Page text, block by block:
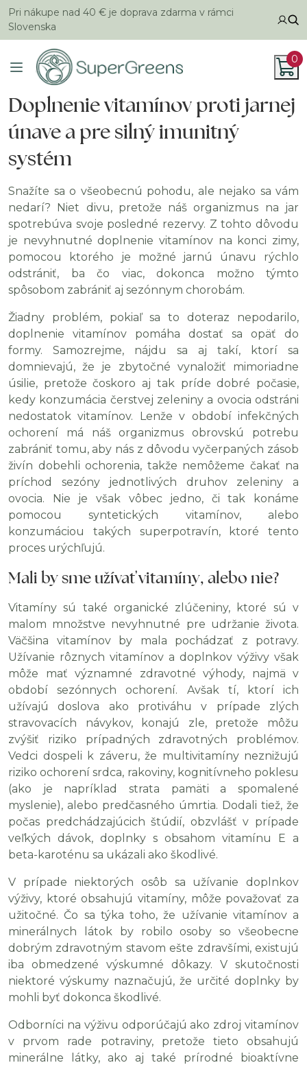
Pri nákupe nad 40 € je doprava zdarma v rámci
Slovenska
0
Doplnenie vitamínov proti jarnej
únave a pre silný imunitný
systém
Snažíte sa o všeobecnú pohodu, ale nejako sa vám
nedarí? Niet divu, pretože náš organizmus na jar
spotrebúva svoje posledné rezervy. Z tohto dôvodu
je nevyhnutné doplnenie vitamínov na konci zimy,
pomocou ktorého je možné jarnú únavu rýchlo
odstrániť, ba čo viac, dokonca možno týmto
spôsobom zabrániť aj sezónnym chorobám.
Žiadny problém, pokiaľ sa to doteraz nepodarilo,
doplnenie vitamínov pomáha dostať sa opäť do
formy. Samozrejme, nájdu sa aj takí, ktorí sa
domnievajú, že je zbytočné vynaložiť mimoriadne
úsilie, pretože čoskoro aj tak príde dobré počasie,
kedy konzumácia čerstvej zeleniny a ovocia odstráni
nedostatok vitamínov. Lenže v období infekčných
ochorení má náš organizmus obrovskú potrebu
zabrániť tomu, aby nás z dôvodu vyčerpaných zásob
živín dobehli ochorenia, takže nemôžeme čakať na
príchod sezóny jednotlivých druhov zeleniny a
ovocia. Nie je však vôbec jedno, či tak konáme
pomocou syntetických vitamínov, alebo
konzumáciou takých superpotravín, ktoré tento
proces urýchľujú.
Mali by sme užívať vitamíny, alebo nie?
Vitamíny sú také organické zlúčeniny, ktoré sú v
malom množstve nevyhnutné pre udržanie života.
Väčšina vitamínov by mala pochádzať z potravy.
Užívanie rôznych vitamínov a doplnkov výživy však
môže mať významné zdravotné výhody, najmä v
období sezónnych ochorení. Avšak tí, ktorí ich
užívajú doslova ako protiváhu v prípade zlých
stravovacích návykov, konajú zle, pretože môžu
zvýšiť riziko prípadných zdravotných problémov.
Vedci dospeli k záveru, že multivitamíny neznižujú
riziko ochorení srdca, rakoviny, kognitívneho poklesu
(ako je napríklad strata pamäti a spomalené
myslenie), alebo predčasného úmrtia. Dodali tiež, že
počas predchádzajúcich štúdií, obzvlášť v prípade
veľkých dávok, doplnky s obsahom vitamínu E a
beta-karoténu sa ukázali ako škodlivé.
V prípade niektorých osôb sa užívanie doplnkov
výživy, ktoré obsahujú vitamíny, môže považovať za
užitočné. Čo sa týka toho, že užívanie vitamínov a
minerálnych látok by robilo osoby so všeobecne
dobrým zdravotným stavom ešte zdravšími, existujú
iba obmedzené výskumné dôkazy. V skutočnosti
niektoré výskumy naznačujú, že určité doplnky by
mohli byť dokonca škodlivé.
Odborníci na výživu odporúčajú ako zdroj vitamínov
v prvom rade potraviny, pretože tieto obsahujú
minerálne látky, ako aj také prírodné bioaktívne